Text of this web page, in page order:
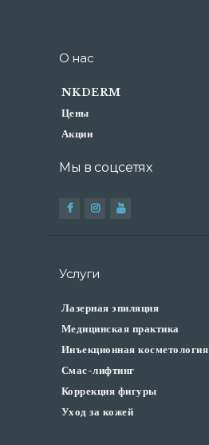
О нас
NKDERM
Цены
Акции
Мы в соцсетях
Услуги
Лазерная эпиляция
Медицинская практика
Инъекционная косметология
Смас-лифтинг
Коррекция фигуры
Уход за кожей